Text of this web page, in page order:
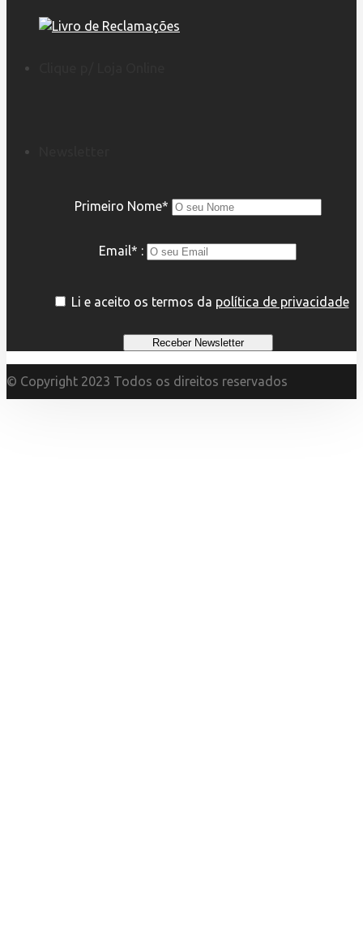
Primeiro Nome*
Email* :
Li e aceito os termos da política de privacidade
© Copyright 2023 Todos os direitos reservados